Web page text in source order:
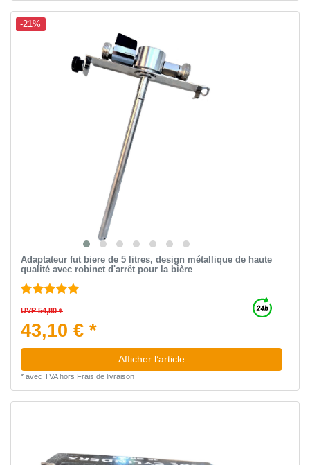
-21%
Adaptateur fut biere de 5 litres, design métallique de haute
qualité avec robinet d'arrêt pour la bière
UVP 54,80 €
43,10 € *
Afficher l’article
* avec TVAhors Frais de livraison